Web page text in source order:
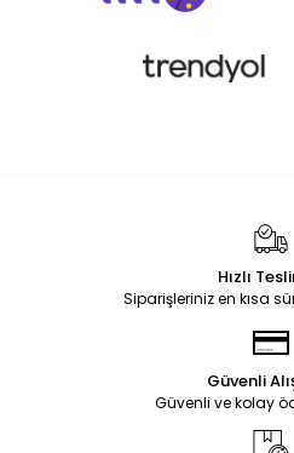
Hızlı
Siparişleriniz en kısa
Güvenli
Güvenli ve kolay